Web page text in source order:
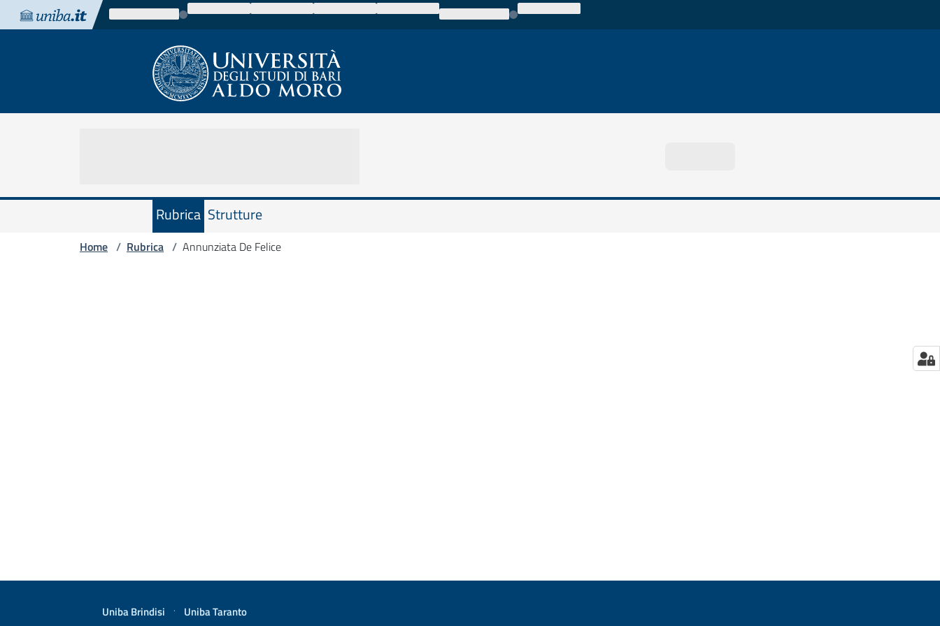
Vai al contenuto
Vai alla navigazione
Vai al footer
Rubrica Strutture
Home / Rubrica / Annunziata De Felice
Uniba Brindisi · Uniba Taranto